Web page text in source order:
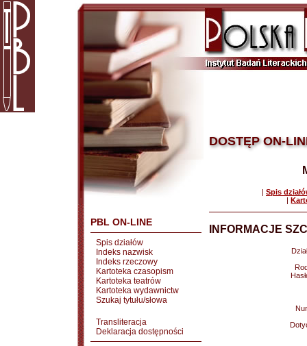
PBL ON-LINE
Spis działów
Indeks nazwisk
Indeks rzeczowy
Kartoteka czasopism
Kartoteka teatrów
Kartoteka wydawnictw
Szukaj tytułu/słowa
Transliteracja
Deklaracja dostępności
DOSTĘP ON-
| Spis
|
INFORMACJE